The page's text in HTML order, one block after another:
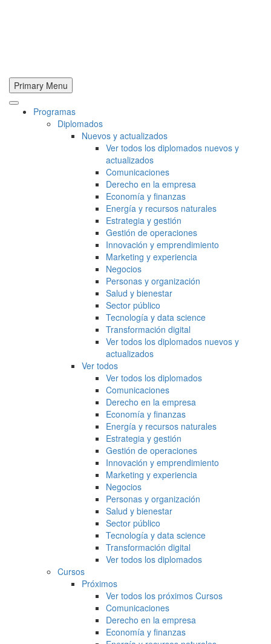
Primary Menu
Programas
Diplomados
Nuevos y actualizados
Ver todos los diplomados nuevos y
actualizados
Comunicaciones
Derecho en la empresa
Economía y finanzas
Energía y recursos naturales
Estrategia y gestión
Gestión de operaciones
Innovación y emprendimiento
Marketing y experiencia
Negocios
Personas y organización
Salud y bienestar
Sector público
Tecnología y data science
Transformación digital
Ver todos los diplomados nuevos y
actualizados
Ver todos
Ver todos los diplomados
Comunicaciones
Derecho en la empresa
Economía y finanzas
Energía y recursos naturales
Estrategia y gestión
Gestión de operaciones
Innovación y emprendimiento
Marketing y experiencia
Negocios
Personas y organización
Salud y bienestar
Sector público
Tecnología y data science
Transformación digital
Ver todos los diplomados
Cursos
Próximos
Ver todos los próximos Cursos
Comunicaciones
Derecho en la empresa
Economía y finanzas